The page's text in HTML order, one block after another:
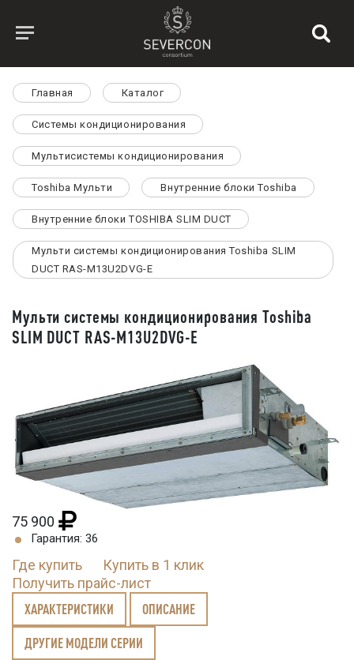
Главная Каталог
Системы кондиционирования
Мультисистемы кондиционирования
Toshiba Мульти Внутренние блоки Toshiba
Внутренние блоки TOSHIBA SLIM DUCT
Мульти системы кондиционирования Toshiba SLIM
DUCT RAS-M13U2DVG-E
Мульти системы кондиционирования Toshiba
SLIM DUCT RAS-M13U2DVG-E
75 900
Гарантия: 36
Где купить
Купить в 1 клик
Получить прайс-лист
ХАРАКТЕРИСТИКИ ОПИСАНИЕ
ДРУГИЕ МОДЕЛИ СЕРИИ